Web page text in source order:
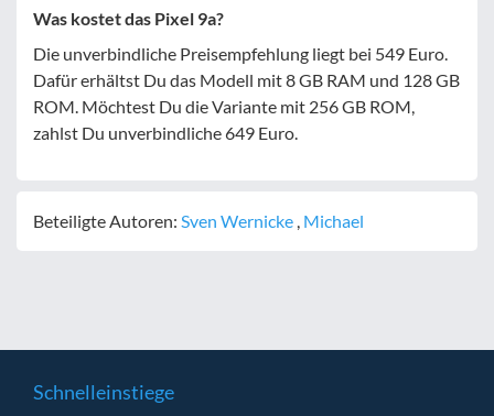
Was kostet das Pixel 9a?
Die unverbindliche Preisempfehlung liegt bei 549 Euro.
Dafür erhältst Du das Modell mit 8 GB RAM und 128 GB
ROM. Möchtest Du die Variante mit 256 GB ROM,
zahlst Du unverbindliche 649 Euro.
Beteiligte Autoren: Sven Wernicke Michael
Schnelleinstiege